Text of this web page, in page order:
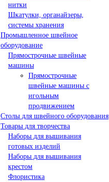
нитки
Шкатулки, органайзеры,
системы хранения
Промышленное швейное
оборудование
Прямострочные швейные
машины
Прямострочные
швейные машины с
игольным
продвижением
Столы для швейного оборудования
Товары для творчества
Наборы для вышивания
готовых изделий
Наборы для вышивания
крестом
Флористика